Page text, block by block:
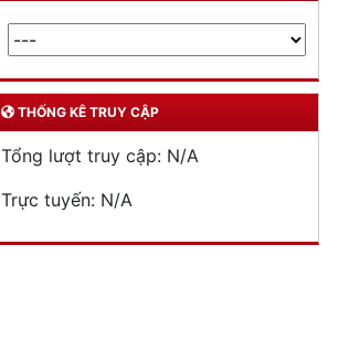
THỐNG KÊ TRUY CẬP
Tổng lượt truy cập: N/A
Trực tuyến: N/A